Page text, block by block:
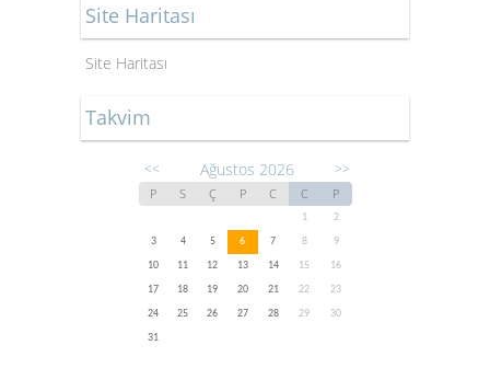
Site Haritası
Site Haritası
Takvim
<< Ağustos 2026 >>
P S Ç P C C P
1
2
3
4 5 6 7 8
9
10
11 12 13 14 15
16
17
18 19 20 21 22
23
24
25 26 27 28 29
30
31